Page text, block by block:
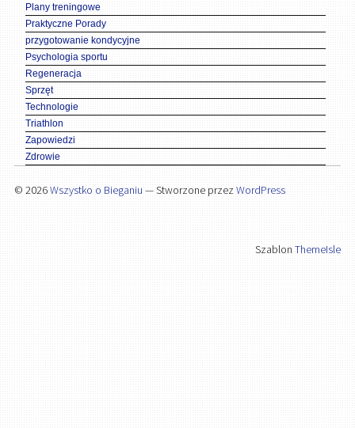
Plany treningowe
Praktyczne Porady
przygotowanie kondycyjne
Psychologia sportu
Regeneracja
Sprzęt
Technologie
Triathlon
Zapowiedzi
Zdrowie
© 2026Wszystko o Bieganiu — Stworzone przez WordPress
SzablonThemeIsle